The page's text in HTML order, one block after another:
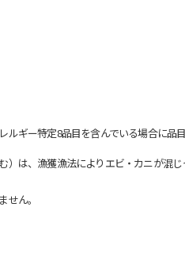
ギー特定8品目を含んでいる場合に品目
は、漁獲漁法によりエビ・カニが混
ん。